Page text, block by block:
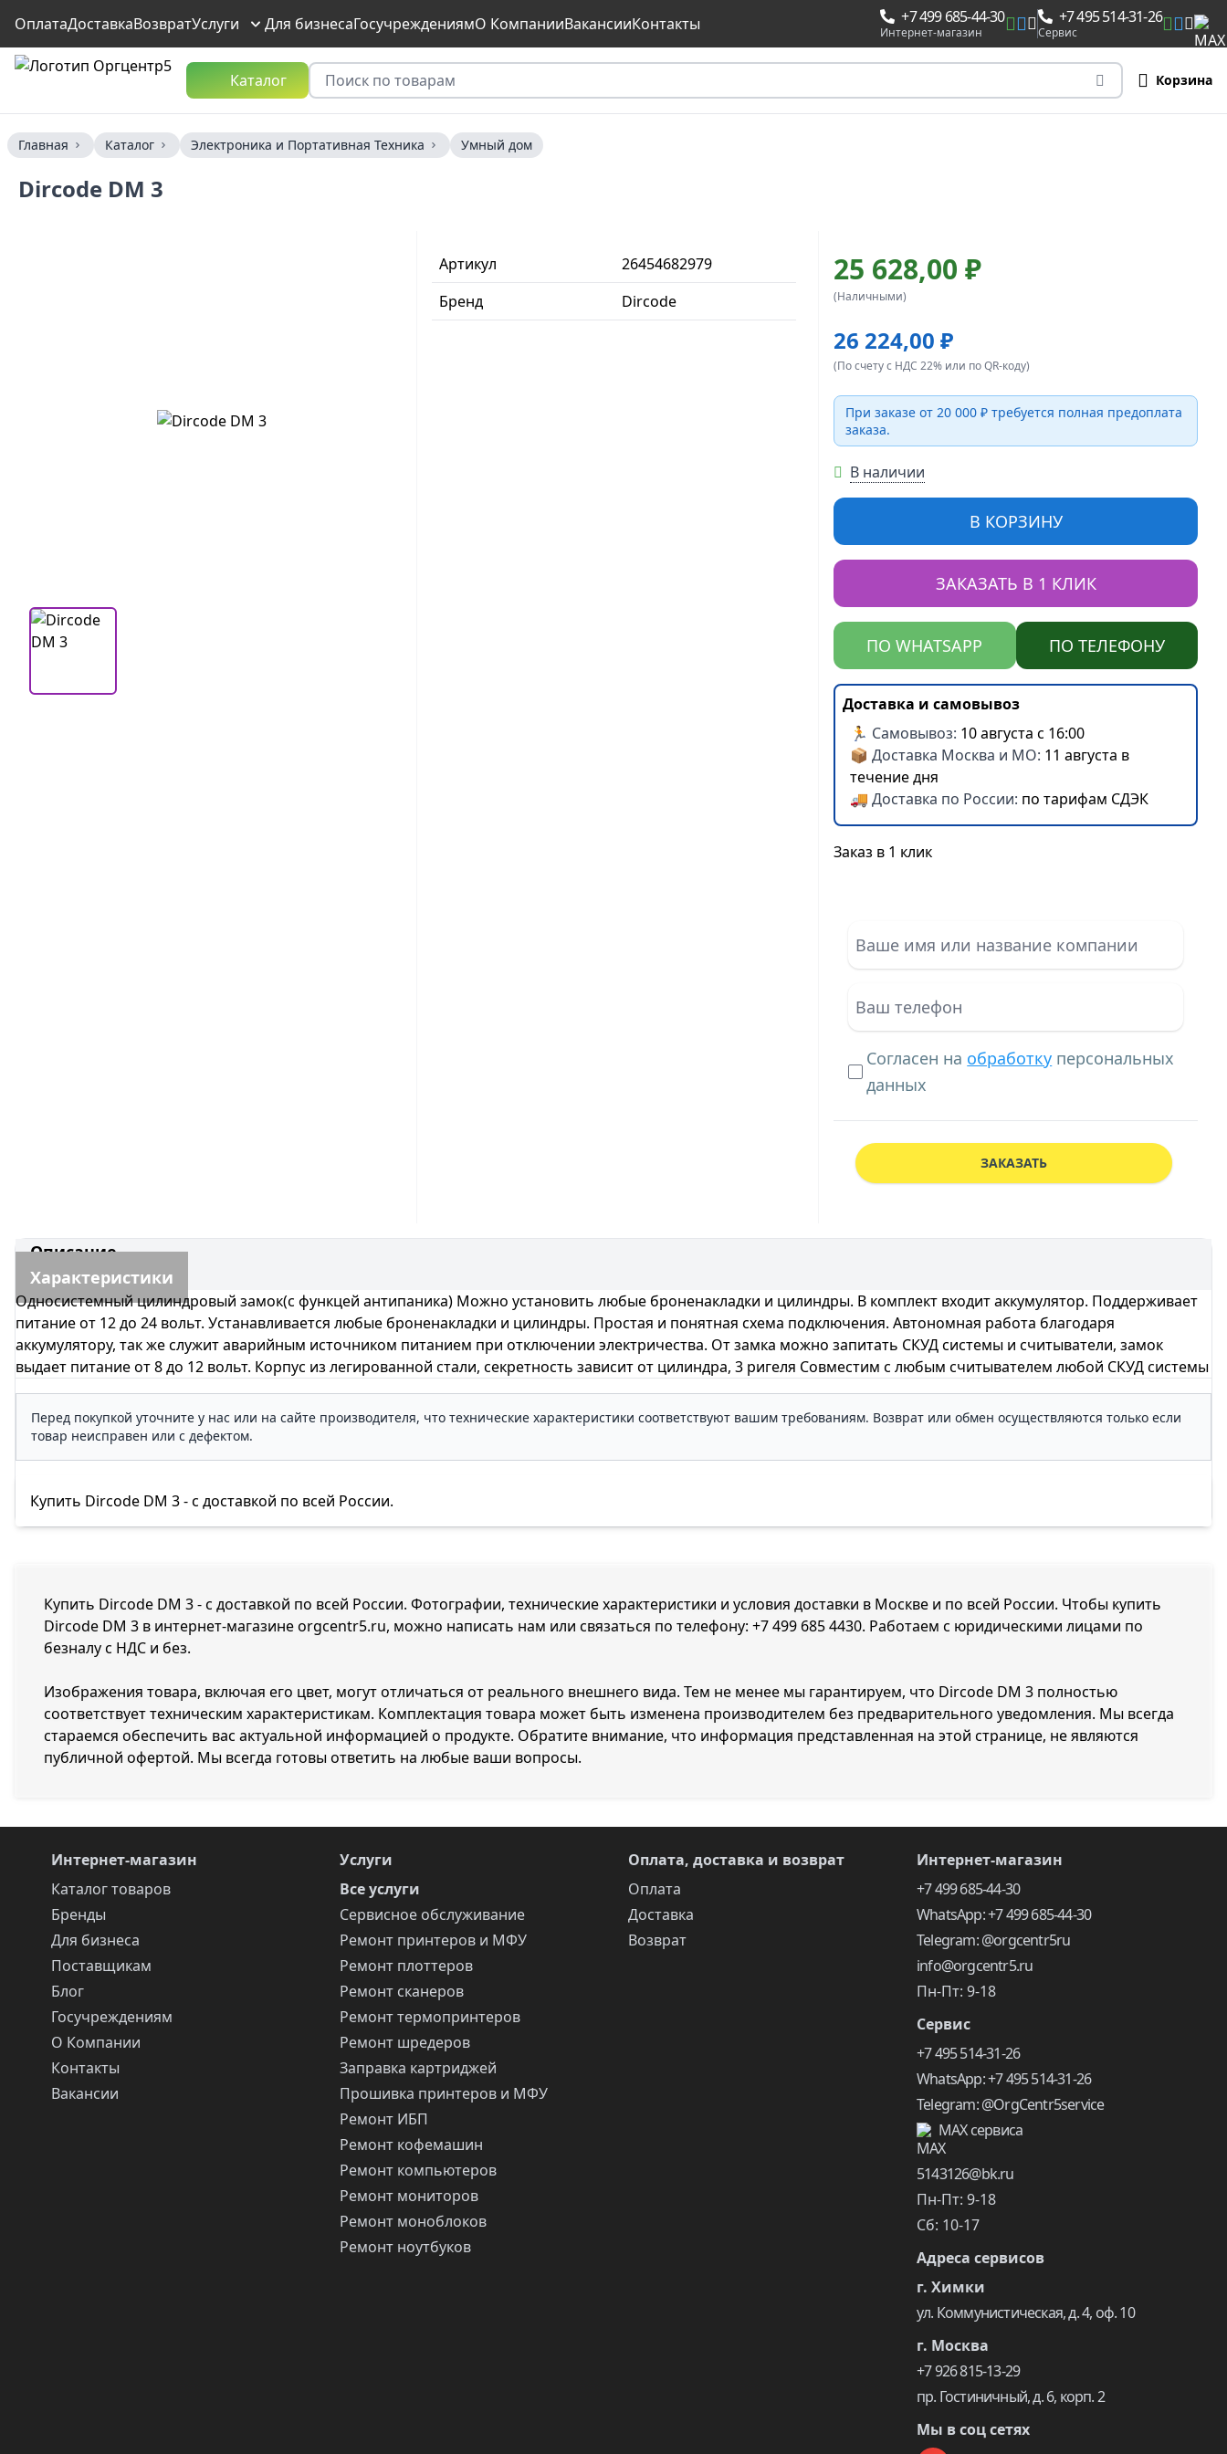
ОплатаДоставкаВозвратУслуги Для бизнесаГосучреждениямО КомпанииВакансииКонтакты +7 499 685-44-30
Интернет-магазин
+7 495 514-31-26
Сервис
Каталог Корзина
Главная Каталог Электроника и Портативная Техника Умный дом
Dircode DM 3
Артикул
26454682979
Бренд
Dircode
25 628,00 ₽
(Наличными)
26 224,00 ₽
(По счету с НДС 22% или по QR-коду)
При заказе от 20 000 ₽ требуется полная предоплата
заказа.
В наличии
В КОРЗИНУ
ЗАКАЗАТЬ В 1 КЛИК
ПО WHATSAPP ПО ТЕЛЕФОНУ
Доставка и самовывоз
🏃 Самовывоз: 10 августа с 16:00
📦 Доставка Москва и МО: 11 августа в
течение дня
🚚 Доставка по России: по тарифам СДЭК
Заказ в 1 клик
Согласен на обработку персональных
данных
ЗАКАЗАТЬ
Описание
Характеристики
Односистемный цилиндровый замок(с функцей антипаника) Можно установить любые броненакладки и цилиндры. В комплект входит аккумулятор. Поддерживает
питание от 12 до 24 вольт. Устанавливается любые броненакладки и цилиндры. Простая и понятная схема подключения. Автономная работа благодаря
аккумулятору, так же служит аварийным источником питанием при отключении электричества. От замка можно запитать СКУД системы и считыватели, замок
выдает питание от 8 до 12 вольт. Корпус из легированной стали, секретность зависит от цилиндра, 3 ригеля Совместим с любым считывателем любой СКУД системы
Перед покупкой уточните у нас или на сайте производителя, что технические характеристики соответствуют вашим требованиям. Возврат или обмен осуществляются только если
товар неисправен или с дефектом.
Купить Dircode DM 3 - с доставкой по всей России.
Купить Dircode DM 3 - с доставкой по всей России. Фотографии, технические характеристики и условия доставки в Москве и по всей России. Чтобы купить
Dircode DM 3 в интернет-магазине orgcentr5.ru, можно написать нам или связаться по телефону: +7 499 685 4430. Работаем с юридическими лицами по
безналу с НДС и без.
Изображения товара, включая его цвет, могут отличаться от реального внешнего вида. Тем не менее мы гарантируем, что Dircode DM 3 полностью
соответствует техническим характеристикам. Комплектация товара может быть изменена производителем без предварительного уведомления. Мы всегда
стараемся обеспечить вас актуальной информацией о продукте. Обратите внимание, что информация представленная на этой странице, не являются
публичной офертой. Мы всегда готовы ответить на любые ваши вопросы.
Интернет-магазин
Каталог товаров
Бренды
Для бизнеса
Поставщикам
Блог
Госучреждениям
О Компании
Контакты
Вакансии
Услуги
Все услуги
Сервисное обслуживание
Ремонт принтеров и МФУ
Ремонт плоттеров
Ремонт сканеров
Ремонт термопринтеров
Ремонт шредеров
Заправка картриджей
Прошивка принтеров и МФУ
Ремонт ИБП
Ремонт кофемашин
Ремонт компьютеров
Ремонт мониторов
Ремонт моноблоков
Ремонт ноутбуков
Оплата, доставка и возврат
Оплата
Доставка
Возврат
Интернет-магазин
+7 499 685-44-30
WhatsApp: +7 499 685-44-30
Telegram: @orgcentr5ru
info@orgcentr5.ru
Пн-Пт: 9-18
Сервис
+7 495 514-31-26
WhatsApp: +7 495 514-31-26
Telegram: @OrgCentr5service
MAX сервиса
5143126@bk.ru
Пн-Пт: 9-18
Сб: 10-17
Адреса сервисов
г. Химки
ул. Коммунистическая, д. 4, оф. 10
г. Москва
+7 926 815-13-29
пр. Гостиничный, д. 6, корп. 2
Мы в соц сетях